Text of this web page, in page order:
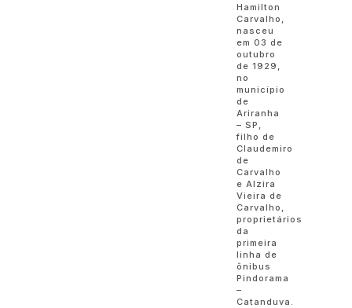
Hamilton
Carvalho,
nasceu
em 03 de
outubro
de 1929,
no
município
de
Ariranha
– SP,
filho de
Claudemiro
de
Carvalho
e Alzira
Vieira de
Carvalho,
proprietários
da
primeira
linha de
ônibus
Pindorama
–
Catanduva.